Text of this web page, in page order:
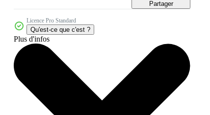
Partager
Licence Pro Standard
Qu'est-ce que c'est ?
Plus d'infos